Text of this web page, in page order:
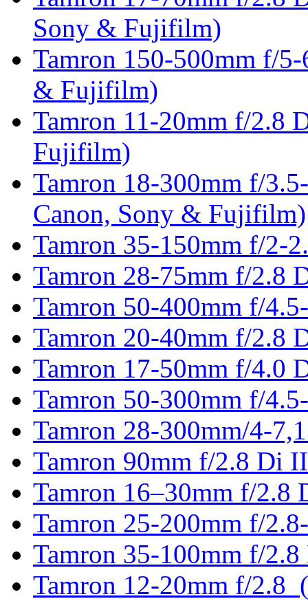
Sony & Fujifilm)
Tamron 150-500mm f/
& Fujifilm)
Tamron 11-20mm f/2.8
Fujifilm)
Tamron 18-300mm f/
Canon, Sony & Fujifilm)
Tamron 35-150mm f/
Tamron 28-75mm f/2.8
Tamron 50-400mm f/
Tamron 20-40mm f/2.8
Tamron 17-50mm f/4.0
Tamron 50-300mm f/
Tamron 28-300mm/4-
Tamron 90mm f/2.8 Di
Tamron 16–30mm f/
Tamron 25-200mm f/
Tamron 35-100mm f/
Tamron 12-20mm f/2.8